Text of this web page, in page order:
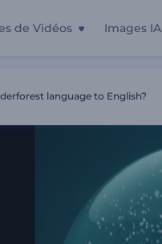
de Vidéos Images IA
language to English?